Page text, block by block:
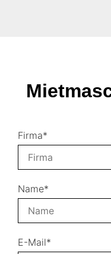
Firma*
Name*
E-Mail*